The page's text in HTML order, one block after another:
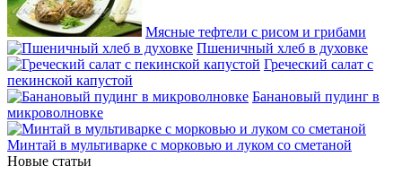
Мясные тефтели с рисом и грибами
Пшеничный хлеб в духовке
Греческий салат с
пекинской капустой
Банановый пудинг в
микроволновке
Минтай в мультиварке с морковью и луком со сметаной
Новые статьи